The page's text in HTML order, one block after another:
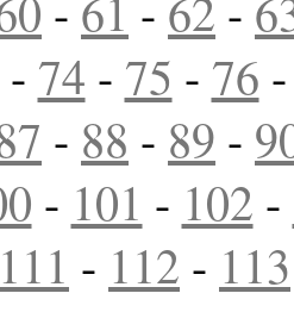
- 74 - 75 - 76
- 88 - 89 -
- 101 - 102 -
111 - 112 - 113